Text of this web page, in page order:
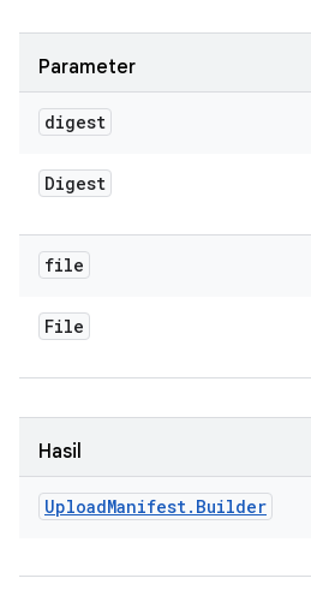
Parameter
digest
Digest
file
File
Hasil
UploadManifest. Builder